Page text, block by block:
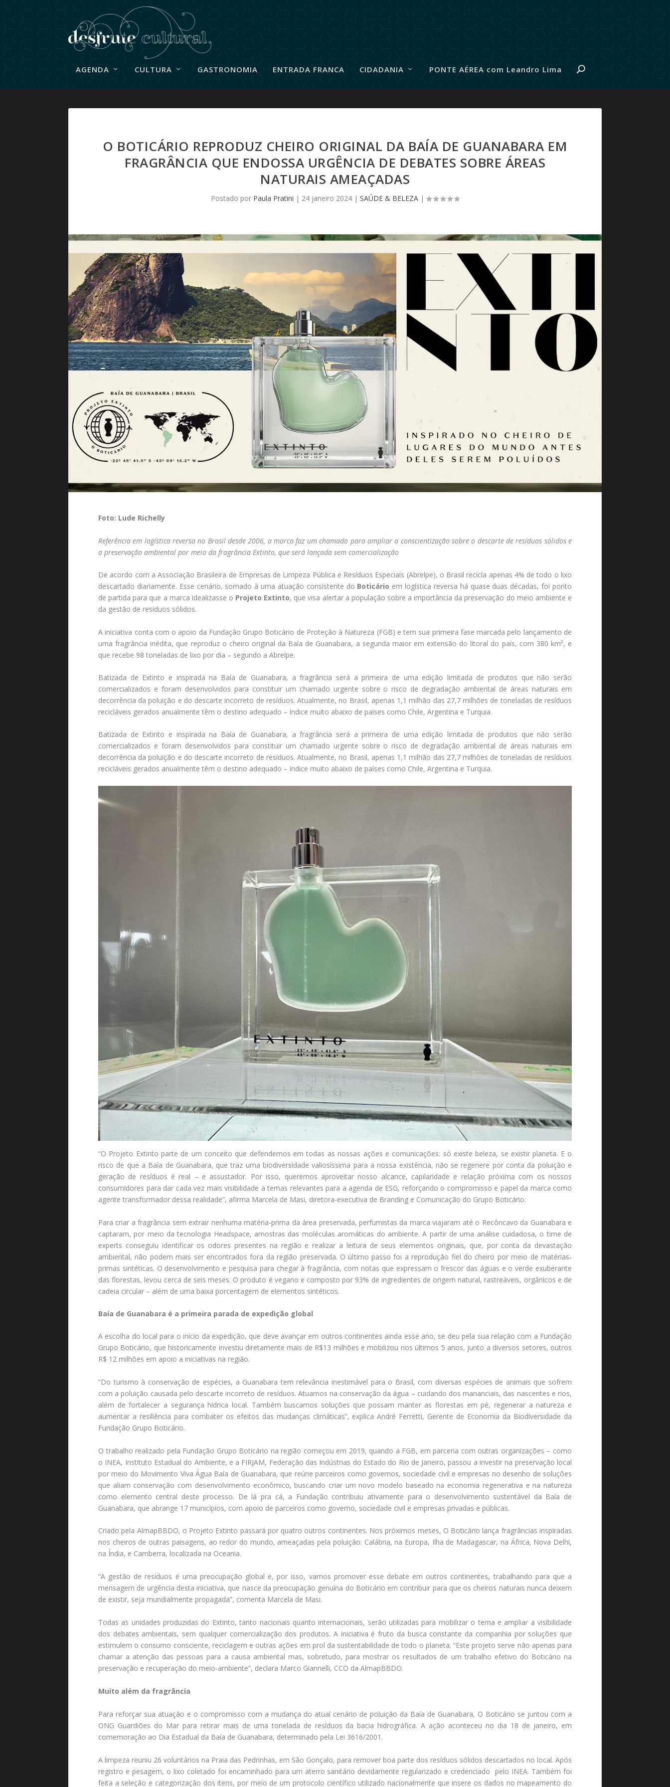
AGENDA CULTURA GASTRONOMIA ENTRADA FRANCA CIDADANIA PONTE AÉREA com Leandro Lima
O BOTICÁRIO REPRODUZ CHEIRO ORIGINAL DA BAÍA DE GUANABARA EM
FRAGRÂNCIA QUE ENDOSSA URGÊNCIA DE DEBATES SOBRE ÁREAS
NATURAIS AMEAÇADAS
Postado por Paula Pratini | 24 janeiro 2024 | SAÚDE & BELEZA |
Foto: Lude Richelly
Referência em logística reversa no Brasil desde 2006, a marca faz um chamado para ampliar a conscientização sobre o descarte de resíduos sólidos e
a preservação ambiental por meio da fragrância Extinto, que será lançada sem comercialização
De acordo com a Associação Brasileira de Empresas de Limpeza Pública e Resíduos Especiais (Abrelpe), o Brasil recicla apenas 4% de todo o lixo
descartado diariamente. Esse cenário, somado à uma atuação consistente do Boticário em logística reversa há quase duas décadas, foi ponto
de partida para que a marca idealizasse o Projeto Extinto, que visa alertar a população sobre a importância da preservação do meio ambiente e
da gestão de resíduos sólidos.
A iniciativa conta com o apoio da Fundação Grupo Boticário de Proteção à Natureza (FGB) e tem sua primeira fase marcada pelo lançamento de
uma fragrância inédita, que reproduz o cheiro original da Baía de Guanabara, a segunda maior em extensão do litoral do país, com 380 km², e
que recebe 98 toneladas de lixo por dia – segundo a Abrelpe.
Batizada de Extinto e inspirada na Baía de Guanabara, a fragrância será a primeira de uma edição limitada de produtos que não serão
comercializados e foram desenvolvidos para constituir um chamado urgente sobre o risco de degradação ambiental de áreas naturais em
decorrência da poluição e do descarte incorreto de resíduos. Atualmente, no Brasil, apenas 1,1 milhão das 27,7 milhões de toneladas de resíduos
recicláveis gerados anualmente têm o destino adequado – índice muito abaixo de países como Chile, Argentina e Turquia.
Batizada de Extinto e inspirada na Baía de Guanabara, a fragrância será a primeira de uma edição limitada de produtos que não serão
comercializados e foram desenvolvidos para constituir um chamado urgente sobre o risco de degradação ambiental de áreas naturais em
decorrência da poluição e do descarte incorreto de resíduos. Atualmente, no Brasil, apenas 1,1 milhão das 27,7 milhões de toneladas de resíduos
recicláveis gerados anualmente têm o destino adequado – índice muito abaixo de países como Chile, Argentina e Turquia.
“O Projeto Extinto parte de um conceito que defendemos em todas as nossas ações e comunicações: só existe beleza, se existir planeta. E o
risco de que a Baía de Guanabara, que traz uma biodiversidade valiosíssima para a nossa existência, não se regenere por conta da poluição e
geração de resíduos é real – e assustador. Por isso, queremos aproveitar nosso alcance, capilaridade e relação próxima com os nossos
consumidores para dar cada vez mais visibilidade a temas relevantes para a agenda de ESG, reforçando o compromisso e papel da marca como
agente transformador dessa realidade”, afirma Marcela de Masi, diretora-executiva de Branding e Comunicação do Grupo Boticário.
Para criar a fragrância sem extrair nenhuma matéria-prima da área preservada, perfumistas da marca viajaram até o Recôncavo da Guanabara e
captaram, por meio da tecnologia Headspace, amostras das moléculas aromáticas do ambiente. A partir de uma análise cuidadosa, o time de
experts conseguiu identificar os odores presentes na região e realizar a leitura de seus elementos originais, que, por conta da devastação
ambiental, não podem mais ser encontrados fora da região preservada. O último passo foi a reprodução fiel do cheiro por meio de matérias-
primas sintéticas. O desenvolvimento e pesquisa para chegar à fragrância, com notas que expressam o frescor das águas e o verde exuberante
das florestas, levou cerca de seis meses. O produto é vegano e composto por 93% de ingredientes de origem natural, rastreáveis, orgânicos e de
cadeia circular – além de uma baixa porcentagem de elementos sintéticos.
Baía de Guanabara é a primeira parada de expedição global
A escolha do local para o início da expedição, que deve avançar em outros continentes ainda esse ano, se deu pela sua relação com a Fundação
Grupo Boticário, que historicamente investiu diretamente mais de R$13 milhões e mobilizou nos últimos 5 anos, junto a diversos setores, outros
R$ 12 milhões em apoio a iniciativas na região.
“Do turismo à conservação de espécies, a Guanabara tem relevância inestimável para o Brasil, com diversas espécies de animais que sofrem
com a poluição causada pelo descarte incorreto de resíduos. Atuamos na conservação da água – cuidando dos mananciais, das nascentes e rios,
além de fortalecer a segurança hídrica local. Também buscamos soluções que possam manter as florestas em pé, regenerar a natureza e
aumentar a resiliência para combater os efeitos das mudanças climáticas”, explica André Ferretti, Gerente de Economia da Biodiversidade da
Fundação Grupo Boticário.
O trabalho realizado pela Fundação Grupo Boticário na região começou em 2019, quando a FGB, em parceria com outras organizações – como
o INEA, Instituto Estadual do Ambiente, e a FIRJAM, Federação das Indústrias do Estado do Rio de Janeiro, passou a investir na preservação local
por meio do Movimento Viva Água Baía de Guanabara, que reúne parceiros como governos, sociedade civil e empresas no desenho de soluções
que aliam conservação com desenvolvimento econômico, buscando criar um novo modelo baseado na economia regenerativa e na natureza
como elemento central deste processo. De lá pra cá, a Fundação contribuiu ativamente para o desenvolvimento sustentável da Baía de
Guanabara, que abrange 17 municípios, com apoio de parceiros como governo, sociedade civil e empresas privadas e públicas.
Criado pela AlmapBBDO, o Projeto Extinto passará por quatro outros continentes. Nos próximos meses, O Boticário lança fragrâncias inspiradas
nos cheiros de outras paisagens, ao redor do mundo, ameaçadas pela poluição: Calábria, na Europa, Ilha de Madagascar, na África, Nova Delhi,
na Índia, e Camberra, localizada na Oceania.
“A gestão de resíduos é uma preocupação global e, por isso, vamos promover esse debate em outros continentes, trabalhando para que a
mensagem de urgência desta iniciativa, que nasce da preocupação genuína do Boticário em contribuir para que os cheiros naturais nunca deixem
de existir, seja mundialmente propagada”, comenta Marcela de Masi.
Todas as unidades produzidas do Extinto, tanto nacionais quanto internacionais, serão utilizadas para mobilizar o tema e ampliar a visibilidade
dos debates ambientais, sem qualquer comercialização dos produtos. A iniciativa é fruto da busca constante da companhia por soluções que
estimulem o consumo consciente, reciclagem e outras ações em prol da sustentabilidade de todo o planeta. “Este projeto serve não apenas para
chamar a atenção das pessoas para a causa ambiental mas, sobretudo, para mostrar os resultados de um trabalho efetivo do Boticário na
preservação e recuperação do meio-ambiente”, declara Marco Giannelli, CCO da AlmapBBDO.
Muito além da fragrância
Para reforçar sua atuação e o compromisso com a mudança do atual cenário de poluição da Baía de Guanabara, O Boticário se juntou com a
ONG Guardiões do Mar para retirar mais de uma tonelada de resíduos da bacia hidrográfica. A ação aconteceu no dia 18 de janeiro, em
comemoração ao Dia Estadual da Baía de Guanabara, determinado pela Lei 3616/2001.
A limpeza reuniu 26 voluntários na Praia das Pedrinhas, em São Gonçalo, para remover boa parte dos resíduos sólidos descartados no local. Após
registro e pesagem, o lixo coletado foi encaminhado para um aterro sanitário devidamente regularizado e credenciado pelo INEA. Também foi
feita a seleção e categorização dos itens, por meio de um protocolo científico utilizado nacionalmente que insere os dados no mapeamento do